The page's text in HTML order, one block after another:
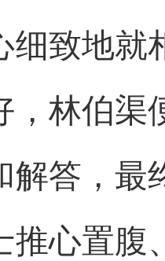
细致地就
，林伯渠
解答，最
推心置腹